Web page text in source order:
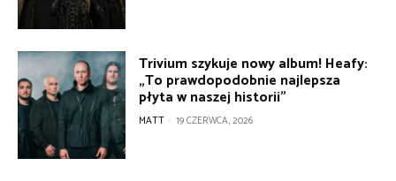
Trivium szykuje nowy album! Heafy:
„To prawdopodobnie najlepsza
płyta w naszej historii”
MATT - 19 CZERWCA, 2026